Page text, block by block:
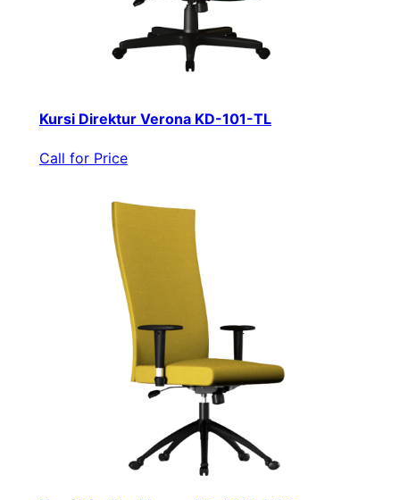
Kursi Direktur Verona KD-101-TL
Call for Price